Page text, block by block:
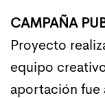
CAMPAÑA
Proyecto
equipo
aportación fue